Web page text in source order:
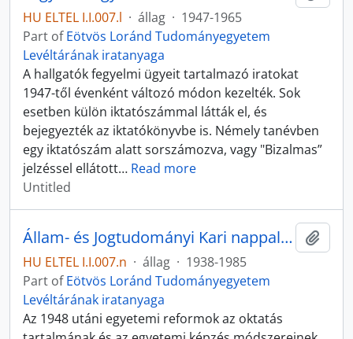
HU ELTEL I.I.007.l · állag · 1947-1965
Part ofEötvös Loránd Tudományegyetem
Levéltárának iratanyaga
A hallgatók fegyelmi ügyeit tartalmazó iratokat
1947-től évenként változó módon kezelték. Sok
esetben külön iktatószámmal látták el, és
bejegyezték az iktatókönyvbe is. Némely tanévben
egy iktatószám alatt sorszámozva, vagy "Bizalmas”
jelzéssel ellátott… Read more
Untitled
Állam- és Jogtudományi Kari nappali tagozatos hallgatók törzskönyve
HU ELTEL I.I.007.n · állag · 1938-1985
Part ofEötvös Loránd Tudományegyetem
Levéltárának iratanyaga
Az 1948 utáni egyetemi reformok az oktatás